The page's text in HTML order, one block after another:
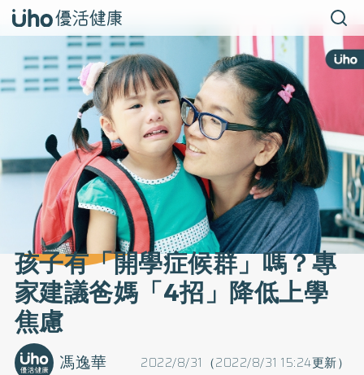
孩子有「開學症候群」嗎？專
家建議爸媽「4招」降低上學
焦慮
2022/8/31（2022/8/31 15:24更新）
馮逸華